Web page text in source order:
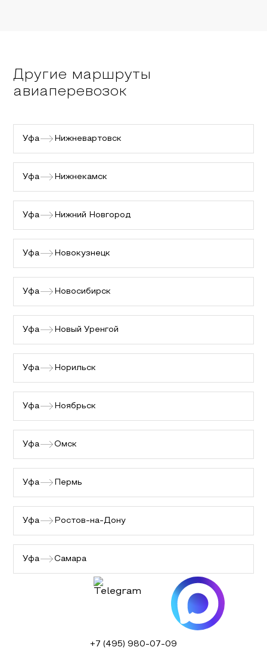
Другие маршруты
авиаперевозок
Уфа Нижневартовск
Уфа Нижнекамск
Уфа Нижний Новгород
Уфа Новокузнецк
Уфа Новосибирск
Уфа Новый Уренгой
Уфа Норильск
Уфа Ноябрьск
Уфа Омск
Уфа Пермь
Уфа Ростов-на-Дону
Уфа Самара
+7 (495) 980-07-09